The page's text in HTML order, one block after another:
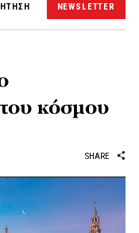
NEWSLETTER
κόσμου
SHARE